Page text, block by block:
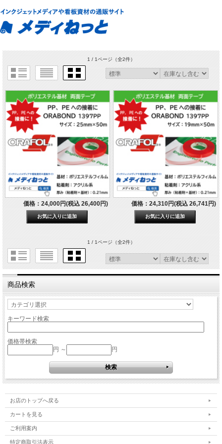
1 / 1ページ（全2件）
価格：24,000円(税込 26,400円) 価格：24,310円(税込 26,741円)
1 / 1ページ（全2件）
商品検索
キーワード検索
価格帯検索
円 ～
円
お店のトップへ戻る
カートを見る
ご利用案内
特定商取引法表示